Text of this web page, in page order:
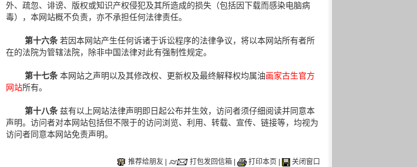
外、疏忽、诽谤、版权或知识产权侵犯及其所造成的损失（包括因下载而感染电脑病
毒），本网站概不负责，亦不承担任何法律责任。
第十六条 若因本网站产生任何诉诸于诉讼程序的法律争议，将以本网站所有者所
在的法院为管辖法院，除非中国法律对此有强制性规定。
第十七条 本网站之声明以及其修改权、更新权及最终解释权均属油画家古生官方
网站所有。
第十八条 兹有以上网站法律声明即日起公布并生效，访问者须仔细阅读并同意本
声明。访问者对本网站包括但不限于的访问浏览、利用、转载、宣传、链接等，均视为
访问者同意本网站免责声明。
推荐给朋友 打包发回信箱 打印本页 关闭窗口